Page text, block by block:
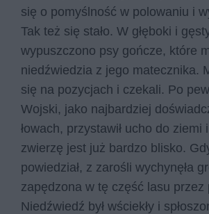
się o pomyślność w polowaniu i
Tak też się stało. W głęboki i
wypuszczono psy gończe, które
niedźwiedzia z jego matecznika.
się na pozycjach i czekali. Po
Wojski, jako najbardziej
łowach, przystawił ucho do ziemi
zwierzę jest już bardzo blisko.
powiedział, z zarośli wychynęła
zapędzona w tę część lasu przez
Niedźwiedź był wściekły i